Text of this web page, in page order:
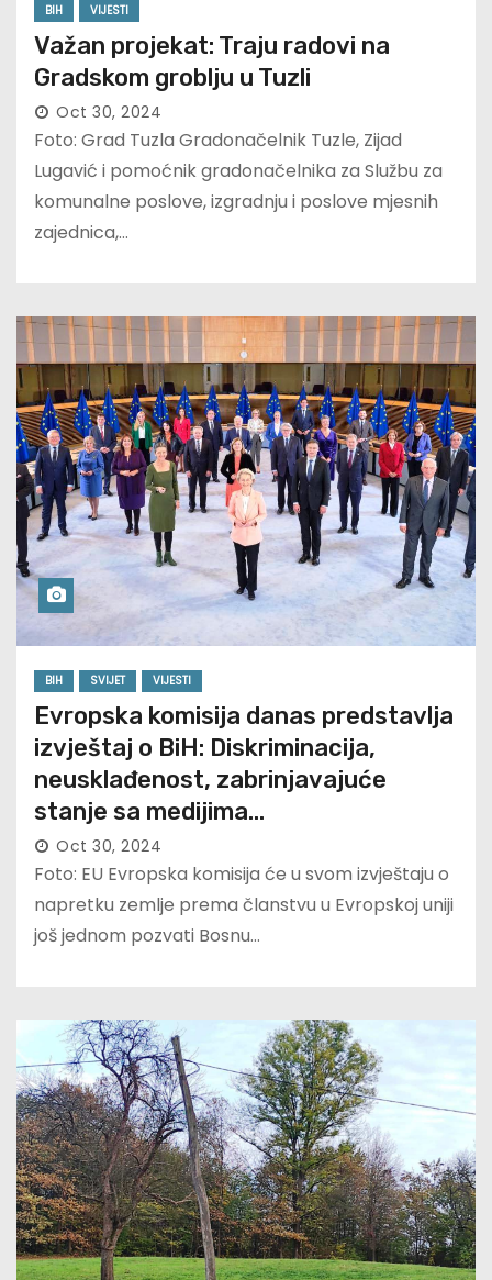
BIH VIJESTI
Važan projekat: Traju radovi na
Gradskom groblju u Tuzli
Oct 30, 2024
Foto: Grad Tuzla Gradonačelnik Tuzle, Zijad
Lugavić i pomoćnik gradonačelnika za Službu za
komunalne poslove, izgradnju i poslove mjesnih
zajednica,…
BIH SVIJET VIJESTI
Evropska komisija danas predstavlja
izvještaj o BiH: Diskriminacija,
neusklađenost, zabrinjavajuće
stanje sa medijima…
Oct 30, 2024
Foto: EU Evropska komisija će u svom izvještaju o
napretku zemlje prema članstvu u Evropskoj uniji
još jednom pozvati Bosnu…